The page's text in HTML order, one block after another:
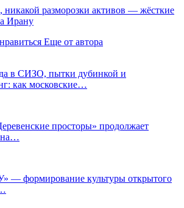
никакой разморозки активов — жёсткие
Ирану
Еще от автора
в СИЗО, пытки дубинкой и
как московские…
просторы» продолжает
на…
формирование культуры открытого